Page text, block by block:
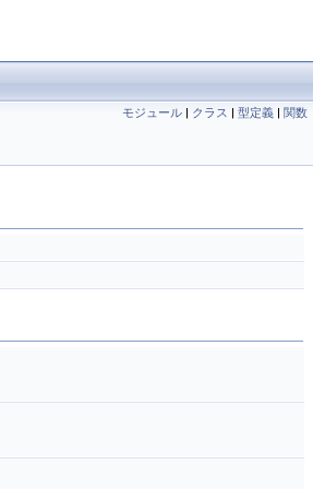
モジュール | クラス | 型定義 | 関数